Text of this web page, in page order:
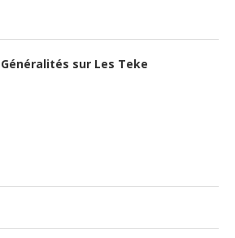
Généralités sur Les Teke